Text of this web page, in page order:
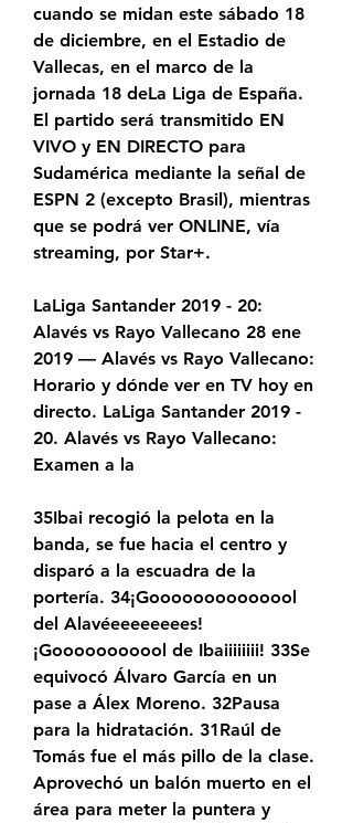
cuando se midan este sábado 18
de diciembre, en el Estadio de
Vallecas, en el marco de la
jornada 18 deLa Liga de España.
El partido será transmitido EN
VIVO y EN DIRECTO para
Sudamérica mediante la señal de
ESPN 2 (excepto Brasil), mientras
que se podrá ver ONLINE, vía
streaming, por Star+.
LaLiga Santander 2019 - 20:
Alavés vs Rayo Vallecano 28 ene
2019 — Alavés vs Rayo Vallecano:
Horario y dónde ver en TV hoy en
directo. LaLiga Santander 2019 -
20. Alavés vs Rayo Vallecano:
Examen a la
35Ibai recogió la pelota en la
banda, se fue hacia el centro y
disparó a la escuadra de la
portería. 34¡Goooooooooooool
del Alavéeeeeeeees!
¡Gooooooooool de Ibaiiiiiiii! 33Se
equivocó Álvaro García en un
pase a Álex Moreno. 32Pausa
para la hidratación. 31Raúl de
Tomás fue el más pillo de la clase.
Aprovechó un balón muerto en el
área para meter la puntera y